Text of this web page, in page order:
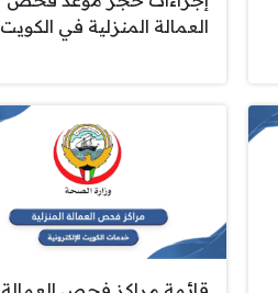
العمالة المنزلية في الكويت